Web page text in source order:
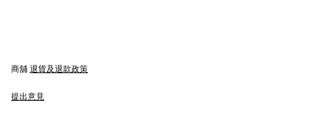
商舖 退貨及退款政策
提出意見